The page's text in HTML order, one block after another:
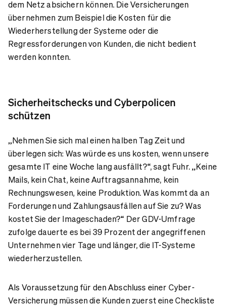
dem Netz absichern können. Die Versicherungen
übernehmen zum Beispiel die Kosten für die
Wiederherstellung der Systeme oder die
Regressforderungen von Kunden, die nicht bedient
werden konnten.
Sicherheitschecks und Cyberpolicen
schützen
„Nehmen Sie sich mal einen halben Tag Zeit und
überlegen sich: Was würde es uns kosten, wenn unsere
gesamte IT eine Woche lang ausfällt?“, sagt Fuhr. „Keine
Mails, kein Chat, keine Auftragsannahme, kein
Rechnungswesen, keine Produktion. Was kommt da an
Forderungen und Zahlungsausfällen auf Sie zu? Was
kostet Sie der Imageschaden?“ Der GDV-Umfrage
zufolge dauerte es bei 39 Prozent der angegriffenen
Unternehmen vier Tage und länger, die IT-Systeme
wiederherzustellen.
Als Voraussetzung für den Abschluss einer Cyber-
Versicherung müssen die Kunden zuerst eine Checkliste